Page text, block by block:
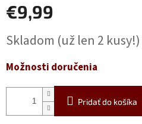
€9,99
cena:
Skladom (už len 2 kusy!)
Možnosti doručenia
Pridať do košíka